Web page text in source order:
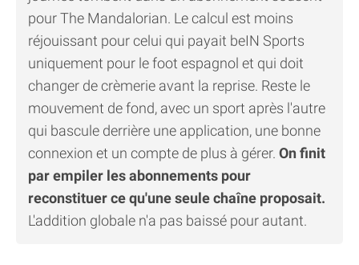
pour The Mandalorian. Le calcul est moins
réjouissant pour celui qui payait beIN Sports
uniquement pour le foot espagnol et qui doit
changer de crèmerie avant la reprise. Reste le
mouvement de fond, avec un sport après l'autre
qui bascule derrière une application, une bonne
connexion et un compte de plus à gérer. On finit
par empiler les abonnements pour
reconstituer ce qu'une seule chaîne proposait.
L'addition globale n'a pas baissé pour autant.